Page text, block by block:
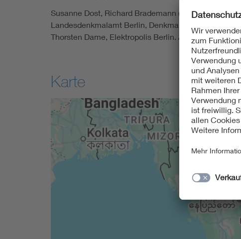
Susanne Dost, Richard Brademann (1884 - 1965).
Landesdenkmalamt Berlin, Denkmalliste Berlin
Thorsten Dame, Elektropolis Berlin. Architektur- und
Karte